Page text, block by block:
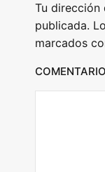
r
Tu dirección
publicada.
marcados
COMENTARIO